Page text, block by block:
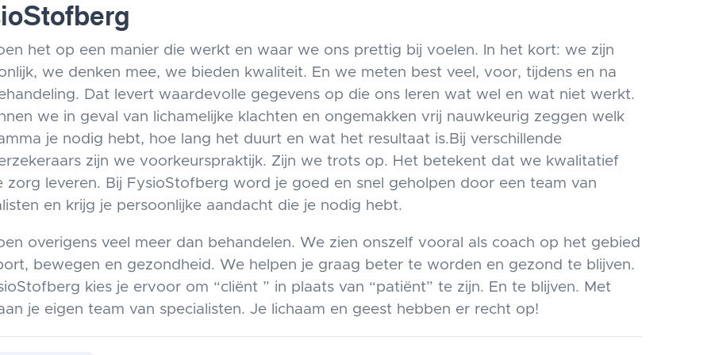
het op een manier die werkt en waar we ons prettig bij voelen. In het kort: we zijn
we denken mee, we bieden kwaliteit. En we meten best veel, voor, tijdens en na
Dat levert waardevolle gegevens op die ons leren wat wel en wat niet werkt.
we in geval van lichamelijke klachten en ongemakken vrij nauwkeurig zeggen welk
je nodig hebt, hoe lang het duurt en wat het resultaat is.Bij verschillende
zijn we voorkeurspraktijk. Zijn we trots op. Het betekent dat we kwalitatief
zorg leveren. Bij FysioStofberg word je goed en snel geholpen door een team van
en krijg je persoonlijke aandacht die je nodig hebt.
overigens veel meer dan behandelen. We zien onszelf vooral als coach op het gebied
bewegen en gezondheid. We helpen je graag beter te worden en gezond te blijven.
kies je ervoor om “cliënt ” in plaats van “patiënt” te zijn. En te blijven. Met
je eigen team van specialisten. Je lichaam en geest hebben er recht op!